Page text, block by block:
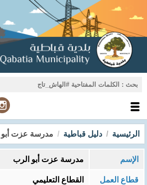
الرئيسية دليل قباطية مدرسة عزت أبو
الإسم مدرسة عزت أبو الرب
قطاع العمل القطاع التعليمي